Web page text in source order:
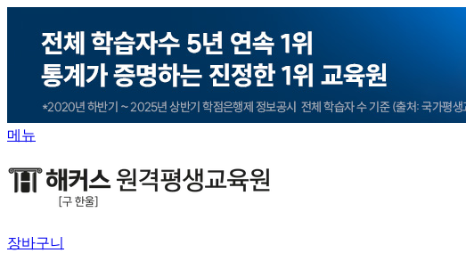
메뉴
장바구니